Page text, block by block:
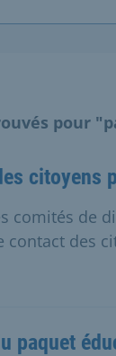
pour
citoyens
comités de
contact des
paquet